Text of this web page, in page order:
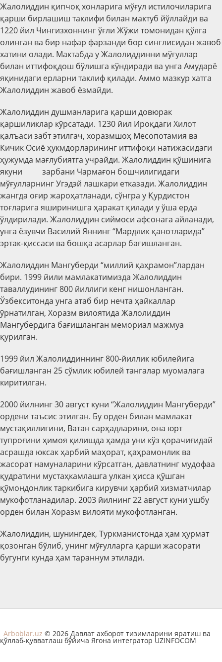
Жалолиддин қипчоқ хонларига мўғул истилочиларига
қарши бирлашиш таклифи билан мактуб йўллайди ва
1220 йил Чингизхоннинг ўғли Жўжи томонидан қўлга
олинган ва бир нафар фарзанди бор синглисидан жавоб
хатини олади. Мактабда у Жалолиддинни мўғуллар
билан иттифоқдош бўлишга кўндиради ва унга Амударё
яқинидаги ерларни таклиф қилади. Аммо мазкур хатга
Жалолиддин жавоб ёзмайди.
Жалолиддин душманларига қарши довюрак
қаршиликлар кўрсатади. 1230 йил Ироқдаги Хилот
қалъаси забт этилгач, хоразмшоҳ Месопотамия ва
Кичик Осиё ҳукмдорларининг иттифоқи натижасидаги
ҳужумда мағлубиятга учрайди. Жалолиддин қўшинига
якуни зарбани Чармағон бошчилигидаги
мўғулларнинг Угэдэй лашкари етказади. Жалолиддин
жангда оғир жароҳатланади, сўнгра у Қурдистон
тоғларига яширинишга ҳаракат қилади у ўша ерда
ўлдирилади. Жалолиддин сиймоси афсонага айланади,
унга ёзувчи Василий Яннинг “Мардлик қанотларида”
эртак-қиссаси ва бошқа асарлар бағишланган.
Жалолиддин Мангуберди “миллий қаҳрамон”лардан
бири. 1999 йили мамлакатимизда Жалолиддин
таваллудининг 800 йиллиги кенг нишонланган.
Ўзбекситонда унга атаб бир нечта ҳайкаллар
ўрнатилган, Хоразм вилоятида Жалолиддин
Мангубердига бағишланган мемориал мажмуа
қурилган.
1999 йил Жалолиддиннинг 800-йиллик юбилейига
бағишланган 25 сўмлик юбилей тангалар муомалага
киритилган.
2000 йилнинг 30 август куни “Жалолиддин Мангуберди”
ордени таъсис этилган. Бу орден билан мамлакат
мустақиллигини, Ватан сарҳадларини, она юрт
тупроғини ҳимоя қилишда ҳамда уни кўз қорачиғидай
асрашда юксак ҳарбий маҳорат, қаҳрамонлик ва
жасорат намуналарини кўрсатган, давлатнинг мудофаа
қудратини мустаҳкамлашга улкан ҳисса қўшган
қўмондонлик таркибига кирувчи ҳарбий хизматчилар
мукофотланадилар. 2003 йилнинг 22 август куни ушбу
орден билан Хоразм вилояти мукофотланган.
Жалолиддин, шунингдек, Туркманистонда ҳам ҳурмат
қозонган бўлиб, унинг мўғулларга қарши жасорати
бугунги кунда ҳам тараннум этилади.
Arboblar.uz © 2026 Давлат ахборот тизимларини яратиш ва
қўллаб-қувватлаш бўйича Ягона интегратор UZINFOCOM